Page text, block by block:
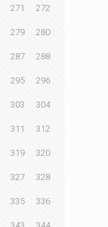
271 272
279 280
287 288
295 296
303 304
311 312
319 320
327 328
335 336